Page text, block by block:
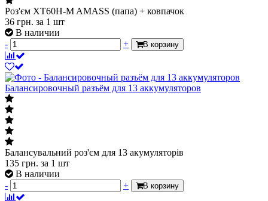
Роз'єм XT60H-M AMASS (папа) + ковпачок
36 грн. за 1 шт
В наличии
-
+ В корзину
Балансировочный разъём для 13 аккумуляторов
Балансувальний роз'єм для 13 акумуляторів
135 грн. за 1 шт
В наличии
-
+ В корзину